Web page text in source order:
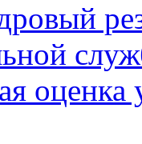
оценка